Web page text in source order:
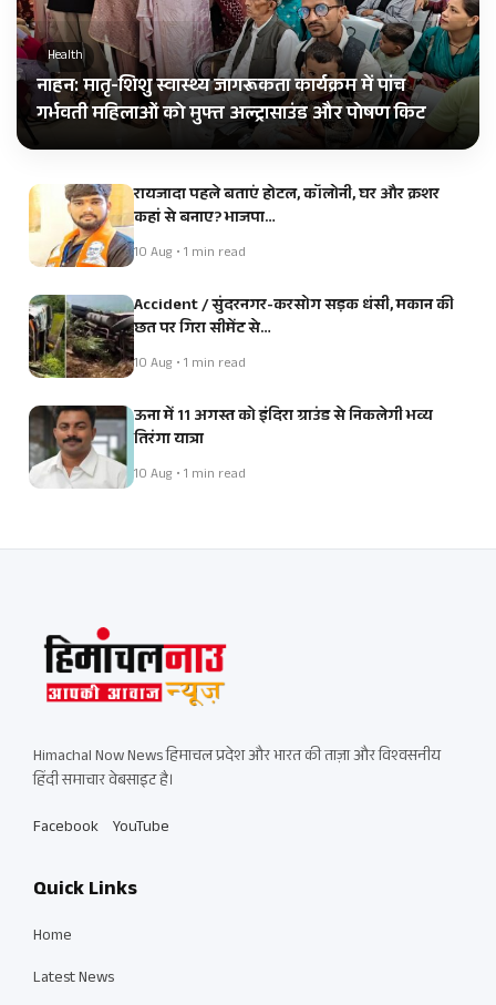
Health
नाहन: मातृ-शिशु स्वास्थ्य जागरूकता कार्यक्रम में पांच
गर्भवती महिलाओं को मुफ्त अल्ट्रासाउंड और पोषण किट
रायजादा पहले बताएं होटल, कॉलोनी, घर और क्रशर
कहां से बनाए? भाजपा…
10 Aug • 1 min read
Accident / सुंदरनगर-करसोग सड़क धंसी, मकान की
छत पर गिरा सीमेंट से…
10 Aug • 1 min read
ऊना में 11 अगस्त को इंदिरा ग्राउंड से निकलेगी भव्य
तिरंगा यात्रा
10 Aug • 1 min read
Himachal Now News हिमाचल प्रदेश और भारत की ताज़ा और विश्वसनीय
हिंदी समाचार वेबसाइट है।
Facebook YouTube
Quick Links
Home
Latest News